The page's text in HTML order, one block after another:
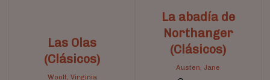
Las Olas
(Clásicos)
Woolf, Virginia
La abadía de
Northanger
(Clásicos)
Austen, Jane